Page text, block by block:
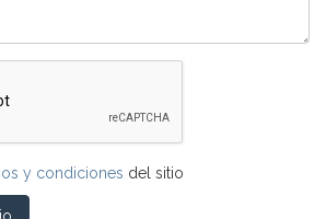
y condiciones del sitio